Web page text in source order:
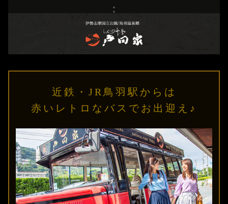
近鉄・JR鳥羽駅からは
赤いレトロなバスでお出迎え♪